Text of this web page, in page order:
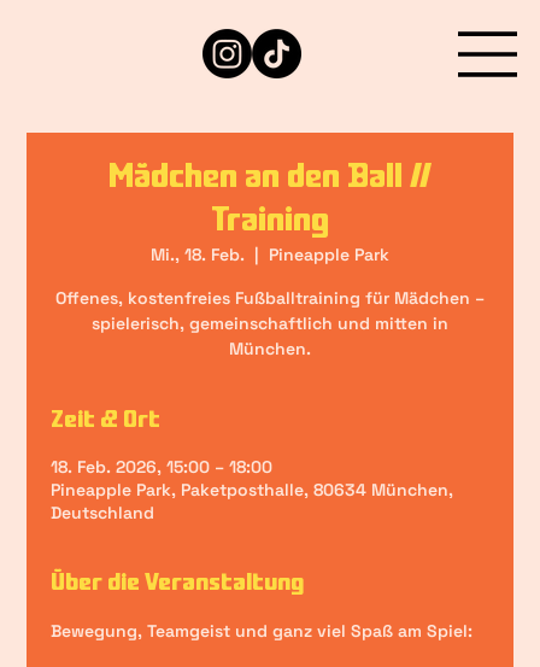
Mädchen an den Ball //
Training
Mi., 18. Feb.
  |
Pineapple Park
Offenes, kostenfreies Fußballtraining für Mädchen –
spielerisch, gemeinschaftlich und mitten in
München.
Zeit & Ort
18. Feb. 2026, 15:00 – 18:00
Pineapple Park, Paketposthalle, 80634 München,
Deutschland
Über die Veranstaltung
Bewegung, Teamgeist und ganz viel Spaß am Spiel: